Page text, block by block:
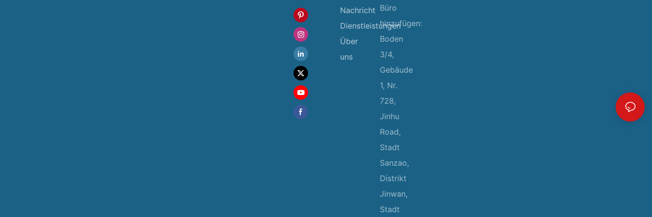
Nachricht
Dienstleistungen
Über
uns
Büro
hinzufügen:
Boden
3/4,
Gebäude
1, Nr.
728,
Jinhu
Road,
Stadt
Sanzao,
Distrikt
Jinwan,
Stadt